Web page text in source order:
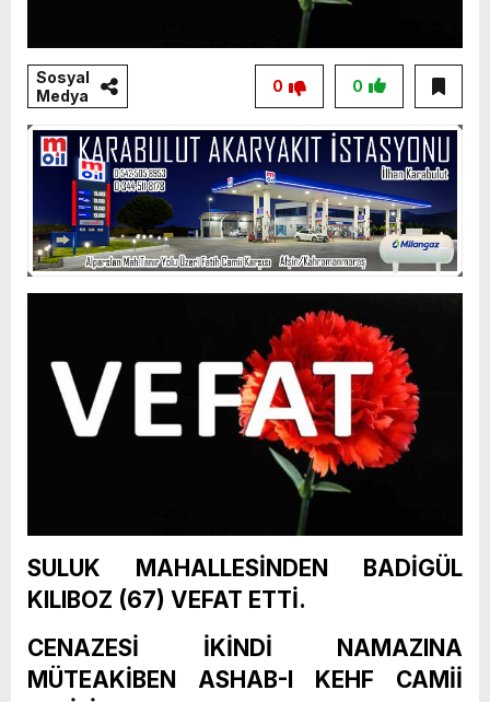
Sosyal
Medya
0
0
SULUK MAHALLESİNDEN BADİGÜL
KILIBOZ (67) VEFAT ETTİ.
CENAZESİ İKİNDİ NAMAZINA
MÜTEAKİBEN ASHAB-I KEHF CAMİİ